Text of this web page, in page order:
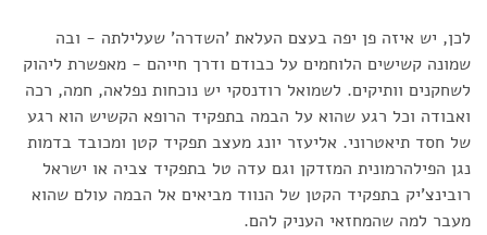
לכן, יש איזה פן יפה בעצם העלאת 'השדרה' שעלילתה - ובה
שמונה קשישים הלוחמים על כבודם ודרך חייהם - מאפשרת ליהוק
לשחקנים וותיקים. לשמואל רודנסקי יש נוכחות נפלאה, חמה, רכה
ואבודה וכל רגע שהוא על הבמה בתפקיד הרופא הקשיש הוא רגע
של חסד תיאטרוני. אליעזר יונג מעצב תפקיד קטן ומכובד בדמות
נגן הפילהרמונית המזדקן וגם עדה טל בתפקיד צביה או ישראל
רובינצ'יק בתפקיד הקטן של הנווד מביאים אל הבמה עולם שהוא
מעבר למה שהמחזאי העניק להם.